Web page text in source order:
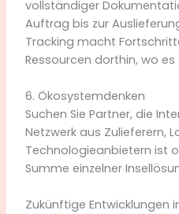
vollständiger
Auftrag bis zur
Tracking macht
Ressourcen dorthin, wo
6. Ökosystemdenken
Suchen Sie Partner, die
Netzwerk aus Zulieferern,
Technologieanbietern ist
Summe einzelner
Zukünftige Entwicklungen